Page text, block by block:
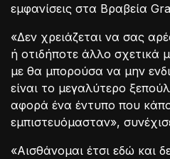
εμφανίσεις στα Βραβεία
«Δεν χρειάζεται να σας
ή οτιδήποτε άλλο σχετικά
με θα μπορούσα να μην
είναι το μεγαλύτερο
αφορά ένα έντυπο που
εμπιστευόμασταν»,
«Αισθάνομαι έτσι εδώ και